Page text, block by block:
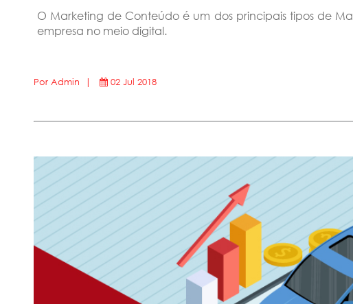
O Marketing de Conteúdo é um dos principais tipos de
empresa no meio digital.
Por Admin | 02 Jul 2018